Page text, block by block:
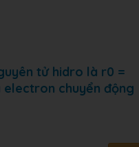
tử hidro là r0 =
chuyển động